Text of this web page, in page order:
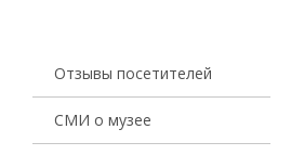
Отзывы посетителей
СМИ о музее